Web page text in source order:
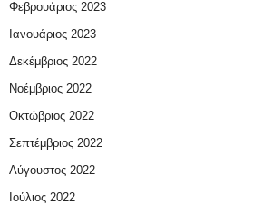
Φεβρουάριος 2023
Ιανουάριος 2023
Δεκέμβριος 2022
Νοέμβριος 2022
Οκτώβριος 2022
Σεπτέμβριος 2022
Αύγουστος 2022
Ιούλιος 2022